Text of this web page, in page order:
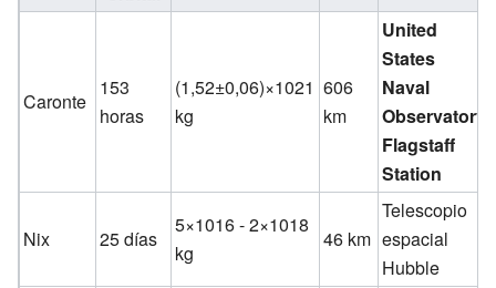
Caronte
153
horas
(1,52±0,06)×1021
kg
606
km
United
States
Naval
Observatory
Flagstaff
Station
Nix 25 días
5×1016 - 2×1018
kg
46 km
Telescopio
espacial
Hubble